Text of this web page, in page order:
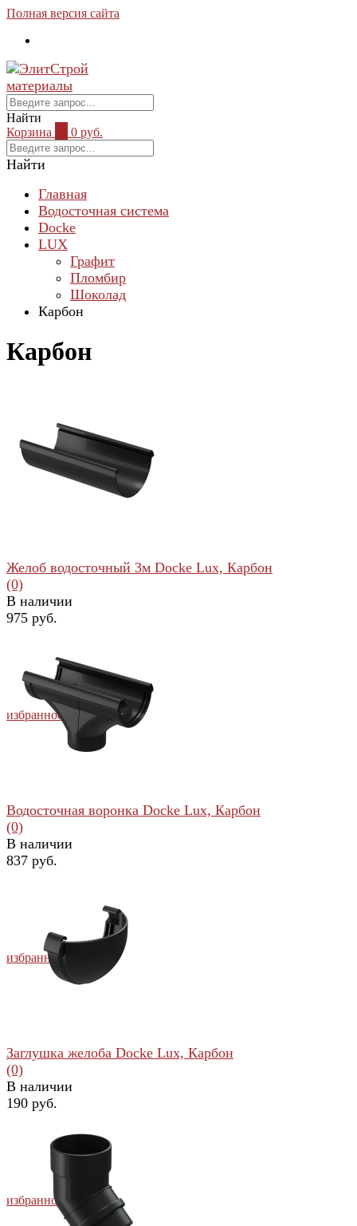
Полная версия сайта
Найти
Корзина
0 руб.
Найти
Главная
Водосточная система
Docke
LUX
Графит
Пломбир
Шоколад
Карбон
Карбон
избранное сравнить
Желоб водосточный 3м Docke Lux, Карбон
(0)
В наличии
975 руб.
избранное
Водосточная воронка Docke Lux, Карбон
(0)
В наличии
837 руб.
избранное сравнить
Заглушка желоба Docke Lux, Карбон
(0)
В наличии
190 руб.